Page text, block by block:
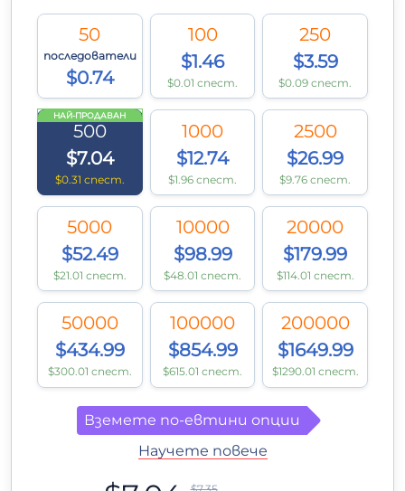
50
последователи
$0.74
100
$1.46
$0.01 спест.
250
$3.59
$0.09 спест.
НАЙ-ПРОДАВАН
500
$7.04
$0.31 спест.
1000
$12.74
$1.96 спест.
2500
$26.99
$9.76 спест.
5000
$52.49
$21.01 спест.
10000
$98.99
$48.01 спест.
20000
$179.99
$114.01 спест.
50000
$434.99
$300.01 спест.
100000
$854.99
$615.01 спест.
200000
$1649.99
$1290.01 спест.
Вземете по-евтини опции
Научете повече
$7.35